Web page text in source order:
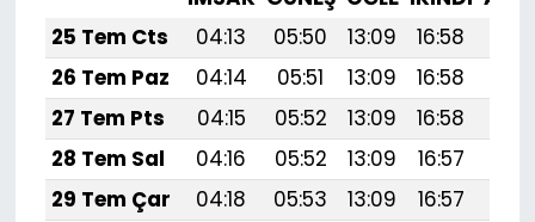
25 Tem Cts
04:13 05:50 13:09 16:58
26 Tem Paz
04:14 05:51 13:09 16:58
27 Tem Pts
04:15 05:52 13:09 16:58
28 Tem Sal
04:16 05:52 13:09 16:57
29 Tem Çar
04:18 05:53 13:09 16:57